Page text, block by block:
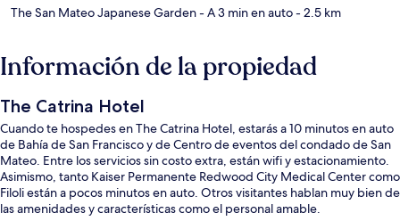
The San Mateo Japanese Garden- A 3 min en auto- 2.5 km
Información de la propiedad
The Catrina Hotel
Cuando te hospedes en The Catrina Hotel, estarás a 10 minutos en auto
de Bahía de San Francisco y de Centro de eventos del condado de San
Mateo. Entre los servicios sin costo extra, están wifi y estacionamiento.
Asimismo, tanto Kaiser Permanente Redwood City Medical Center como
Filoli están a pocos minutos en auto. Otros visitantes hablan muy bien de
las amenidades y características como el personal amable.